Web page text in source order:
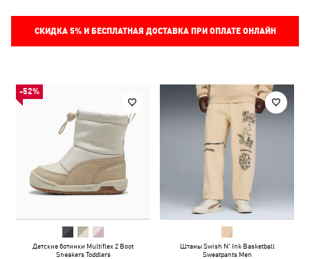
СКИДКА 5%И БЕСПЛАТНАЯ ДОСТАВКА ПРИ ОПЛАТЕ ОНЛАЙН
-52%
Детские ботинки Multiflex 2 Boot
Sneakers Toddlers
Штаны Swish N' Ink Basketball
Sweatpants Men